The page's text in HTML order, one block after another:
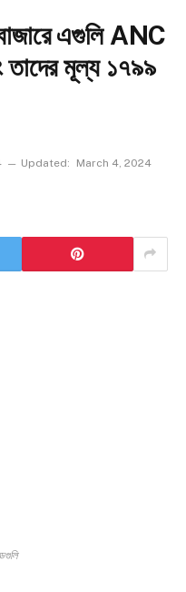
এগুলি ANC
তাদের মূল্য ১৭৯৯
Updated: March 4, 2024